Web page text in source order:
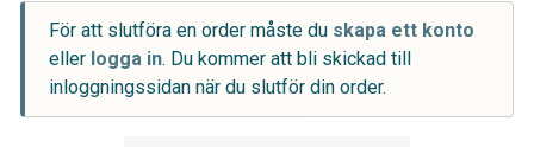
För att slutföra en order måste du skapa ett konto
eller logga in. Du kommer att bli skickad till
inloggningssidan när du slutför din order.